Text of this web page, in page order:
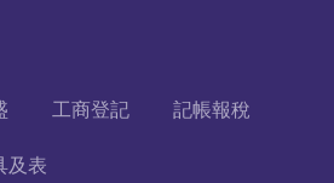
工商登記 記帳報稅
及表